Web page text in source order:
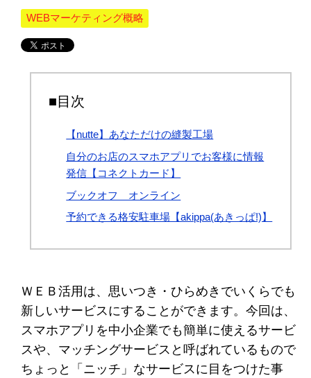
WEBマーケティング概略
■目次
【nutte】あなただけの縫製工場
自分のお店のスマホアプリでお客様に情報
発信【コネクトカード】
ブックオフ オンライン
予約できる格安駐車場【akippa(あきっぱ!)】
ＷＥＢ活用は、思いつき・ひらめきでいくらでも
新しいサービスにすることができます。今回は、
スマホアプリを中小企業でも簡単に使えるサービ
スや、マッチングサービスと呼ばれているもので
ちょっと「ニッチ」なサービスに目をつけた事